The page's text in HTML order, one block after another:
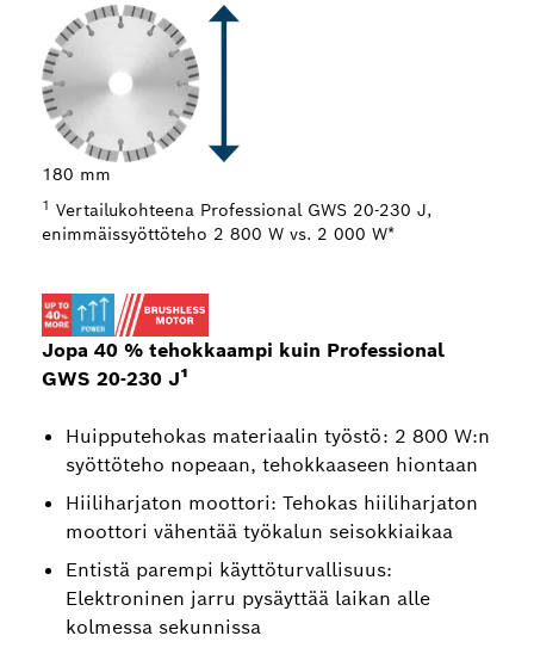
Jopa 40 % tehokkaampi kuin Professional
GWS 20-230 J¹
Huipputehokas materiaalin työstö: 2 800 W:n
syöttöteho nopeaan, tehokkaaseen hiontaan
Hiiliharjaton moottori: Tehokas hiiliharjaton
moottori vähentää työkalun seisokkiaikaa
Entistä parempi käyttöturvallisuus:
Elektroninen jarru pysäyttää laikan alle
kolmessa sekunnissa
180 mm
1 Vertailukohteena Professional GWS 20-230 J,
enimmäissyöttöteho 2 800 W vs. 2 000 W*